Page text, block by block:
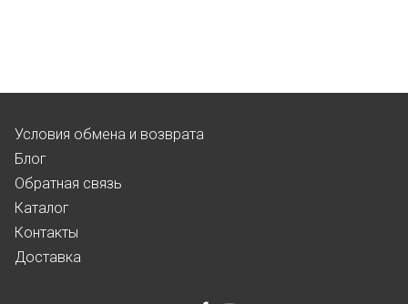
Условия обмена и возврата
Блог
Обратная связь
Каталог
Контакты
Доставка